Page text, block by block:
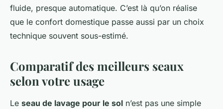
fluide, presque automatique. C’est là qu’on réalise
que le confort domestique passe aussi par un choix
technique souvent sous-estimé.
Comparatif des meilleurs seaux
selon votre usage
Le seau de lavage pour le sol n’est pas une simple